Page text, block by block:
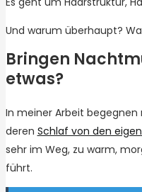
Und warum überhaupt?
Bringen
etwas?
In meiner Arbeit
deren Schlaf von den
sehr im Weg, zu warm,
führt.